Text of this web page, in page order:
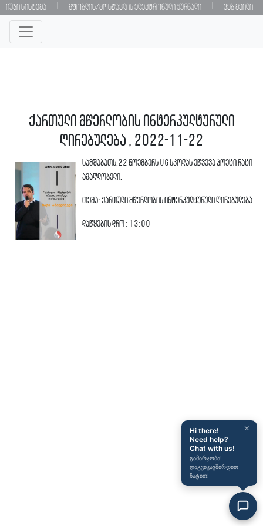
იუჯი სისტემა მშობლის/მოსწავლის ელექტრონული ჟურნალი ვებ მეილი
ქართული მწერლობის ინტერკულტურული
ღირებულება , 2022-11-22
სამშაბათს,22 ნოემბერს UG სკოლას ეწვევა პოეტი რატი
ამაღლობელი.
თემა: ქართული მწერლობის ინტერკულტურული ღირებულება
დაწყების დრო : 13:00
×
Hi there!
Need help?
Chat with us!
გამარჯობა!
დაგვიკავშირდით
ჩატით!